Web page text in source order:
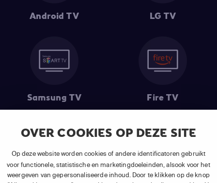
OVER COOKIES OP DEZE SITE
Op deze website worden cookies of andere identificatoren gebruikt
voor functionele, statistische en marketingdoeleinden, alsook voor het
weergeven van gepersonaliseerde inhoud. Door te klikken op de knop
Android TV LG TV
Samsung TV Fire TV
(1) De eerste 30 dagen gratis: Geldig op alle nieuwe abonnementen
van APP TV Light, Basic of Plus.
(2) Prijs abonnement : Incl. BTW.